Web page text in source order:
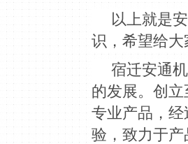
以上就是
识，希望给
宿迁安通
的发展。创
专业产品，
验，致力于